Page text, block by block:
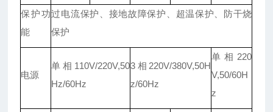
保护功
能
过电流保护、接地故障保护、超温保护、防干烧
保护
电源
单相110V/220V,50
Hz/60Hz
3相220V/380V,50H
z/60Hz
单相220
V,50/60H
z